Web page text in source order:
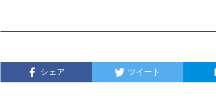
シェア ツイート